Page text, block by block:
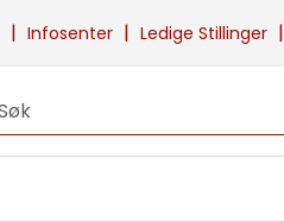
| Infosenter | Ledige Stillinger |